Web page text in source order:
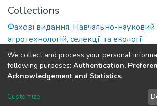
Collections
Фахові видання. Навчально-науковий
агротехнологій, селекції та екології
Full item page
DSpace software copyright ©
We collect and process your personal
following purposes: Authentication,
Acknowledgement and Statistics.
Customize